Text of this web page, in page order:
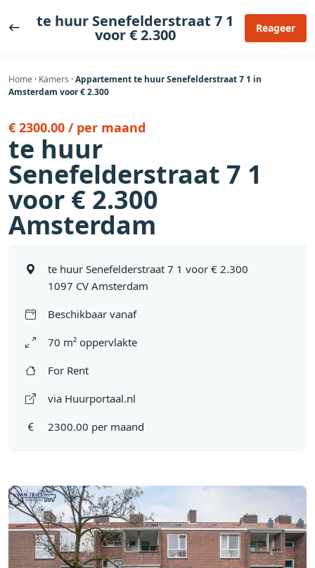
naar
te huur Senefelderstraat 7 1
voor € 2.300 Reageer
Home · Kamers ·Appartement te huur Senefelderstraat 7 1 in
Amsterdam voor € 2.300
€ 2300.00 / per maand
te huur
Senefelderstraat 7 1
voor € 2.300
Amsterdam
te huur Senefelderstraat 7 1 voor € 2.300
1097 CV Amsterdam
Beschikbaar vanaf
70 m² oppervlakte
For Rent
via Huurportaal.nl
2300.00 per maand